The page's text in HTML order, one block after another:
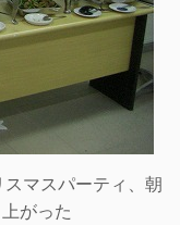
マスパーティ、朝
がった